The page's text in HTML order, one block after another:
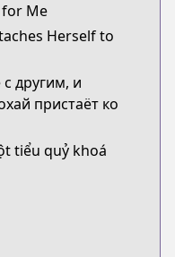
for Me
Herself to
другим, и
пристаёт ко
tiểu quỷ khoá